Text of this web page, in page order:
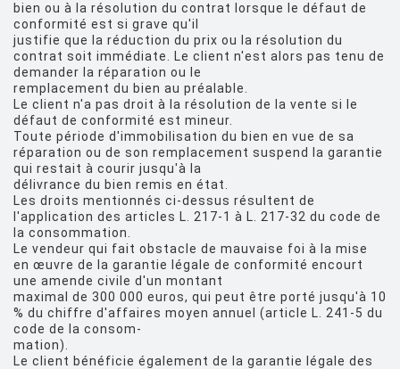
bien ou à la résolution du contrat lorsque le défaut de
conformité est si grave qu'il
justifie que la réduction du prix ou la résolution du
contrat soit immédiate. Le client n'est alors pas tenu de
demander la réparation ou le
remplacement du bien au préalable.
Le client n'a pas droit à la résolution de la vente si le
défaut de conformité est mineur.
Toute période d'immobilisation du bien en vue de sa
réparation ou de son remplacement suspend la garantie
qui restait à courir jusqu'à la
délivrance du bien remis en état.
Les droits mentionnés ci-dessus résultent de
l'application des articles L. 217-1 à L. 217-32 du code de
la consommation.
Le vendeur qui fait obstacle de mauvaise foi à la mise
en œuvre de la garantie légale de conformité encourt
une amende civile d'un montant
maximal de 300 000 euros, qui peut être porté jusqu'à 10
% du chiffre d'affaires moyen annuel (article L. 241-5 du
code de la consom-
mation).
Le client bénéficie également de la garantie légale des